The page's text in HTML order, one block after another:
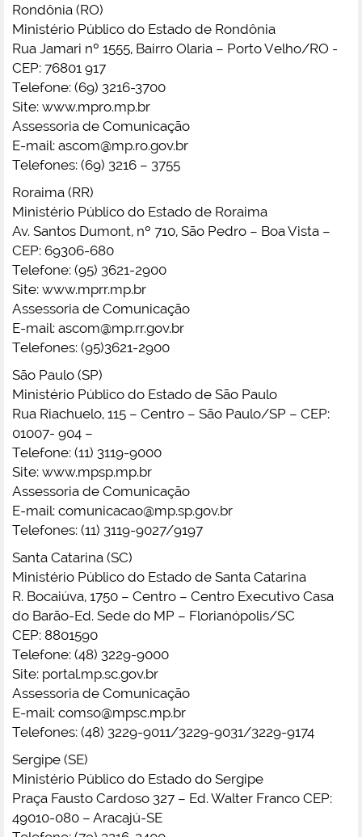
Rondônia (RO)
Ministério Público do Estado de Rondônia
Rua Jamari nº 1555, Bairro Olaria – Porto Velho/RO -
CEP: 76801 917
Telefone: (69) 3216-3700
Site: www.mpro.mp.br
Assessoria de Comunicação
E-mail: ascom@mp.ro.gov.br
Telefones: (69) 3216 – 3755
Roraima (RR)
Ministério Público do Estado de Roraima
Av. Santos Dumont, nº 710, São Pedro – Boa Vista –
CEP: 69306-680
Telefone: (95) 3621-2900
Site: www.mprr.mp.br
Assessoria de Comunicação
E-mail: ascom@mp.rr.gov.br
Telefones: (95)3621-2900
São Paulo (SP)
Ministério Público do Estado de São Paulo
Rua Riachuelo, 115 – Centro – São Paulo/SP – CEP:
01007- 904 –
Telefone: (11) 3119-9000
Site: www.mpsp.mp.br
Assessoria de Comunicação
E-mail: comunicacao@mp.sp.gov.br
Telefones: (11) 3119-9027/9197
Santa Catarina (SC)
Ministério Público do Estado de Santa Catarina
R. Bocaiúva, 1750 – Centro – Centro Executivo Casa
do Barão-Ed. Sede do MP – Florianópolis/SC
CEP: 8801590
Telefone: (48) 3229-9000
Site: portal.mp.sc.gov.br
Assessoria de Comunicação
E-mail: comso@mpsc.mp.br
Telefones: (48) 3229-9011/3229-9031/3229-9174
Sergipe (SE)
Ministério Público do Estado do Sergipe
Praça Fausto Cardoso 327 – Ed. Walter Franco CEP:
49010-080 – Aracajú-SE